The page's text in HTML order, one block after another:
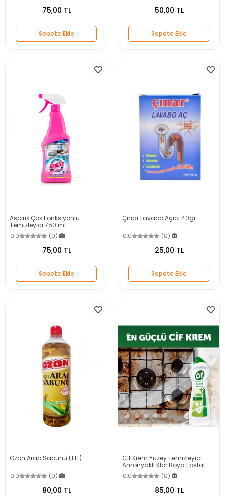
75,00 TL
Sepete Ekle
50,00 TL
Sepete Ekle
Aspirix Çok Fonksiyonlu
Temizleyici 750 ml
0.0 (0)
75,00 TL
Sepete Ekle
Çınar Lavabo Açıcı 40gr
0.0 (0)
25,00 TL
Sepete Ekle
Ozon Arap Sabunu (1 Lt)
0.0 (0)
80,00 TL
Cif Krem Yüzey Temizleyici
Amonyaklı Klor Boya Fosfat
Paraben Içermez 750 ml
0.0 (0)
85,00 TL